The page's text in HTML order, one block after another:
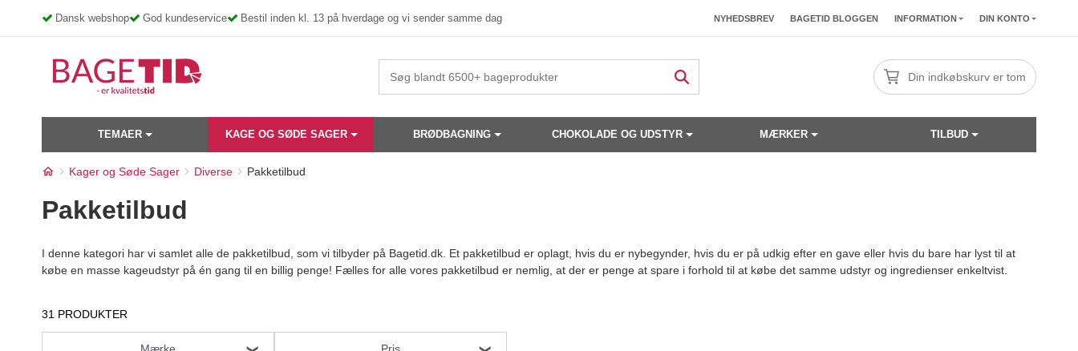
Dansk webshop God kundeservice Bestil inden kl. 13 på hverdage og vi sender samme dag NYHEDSBREV BAGETID BLOGGEN INFORMATION DIN KONTO
Din indkøbskurv er tom
TEMAER KAGE OG SØDE SAGER BRØDBAGNING CHOKOLADE OG UDSTYR MÆRKER TILBUD
Kager og Søde Sager Diverse Pakketilbud
Pakketilbud
I denne kategori har vi samlet alle de pakketilbud, som vi tilbyder på Bagetid.dk. Et pakketilbud er oplagt, hvis du er nybegynder, hvis du er på udkig efter en gave eller hvis du bare har lyst til at
købe en masse kageudstyr på én gang til en billig penge! Fælles for alle vores pakketilbud er nemlig, at der er penge at spare i forhold til at købe det samme udstyr og ingredienser enkeltvist.
31 PRODUKTER